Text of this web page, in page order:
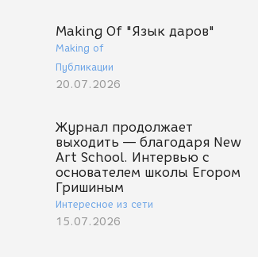
Making Of "Язык даров"
Making of
Публикации
20.07.2026
Журнал продолжает
выходить — благодаря New
Art School. Интервью с
основателем школы Егором
Гришиным
Интересное из сети
15.07.2026